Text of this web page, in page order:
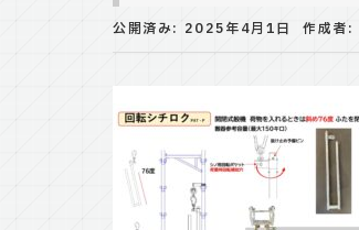
公開済み: 2025年4月1日 作成者: